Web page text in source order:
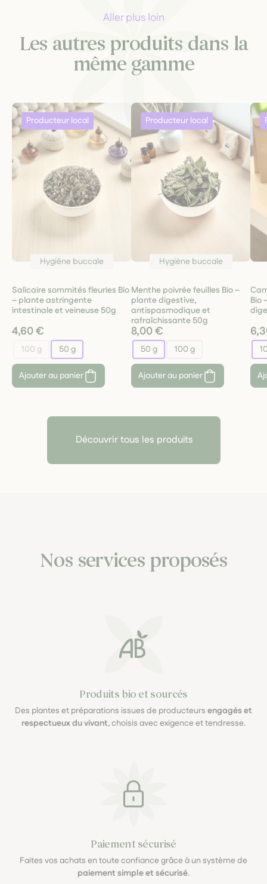
Aller plus loin
Les autres produits dans la
même gamme
Hygiène buccale
Salicaire sommités fleuries Bio
– plante astringente
intestinale et veineuse 50g
4,60 €
100 g 50 g
Ajouter au panier
Hygiène buccale
Menthe poivrée feuilles Bio –
plante digestive,
antispasmodique et
rafraîchissante 50g
8,00 €
50 g 100 g
Ajouter au panier
Bio
Découvrir tous les produits
Nos services proposés
Produits bio et sourcés
Des plantes et préparations issues de producteurs engagés et
respectueux du vivant, choisis avec exigence et tendresse.
Paiement sécurisé
Faites vos achats en toute confiance grâce à un système de
paiement simple et sécurisé.